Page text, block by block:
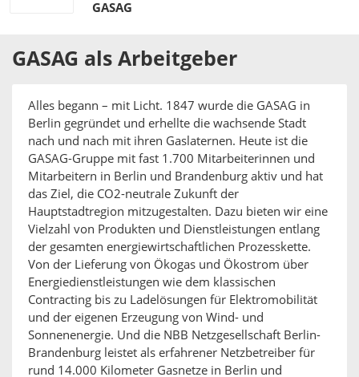
GASAG
GASAG als Arbeitgeber
Alles begann – mit Licht. 1847 wurde die GASAG in
Berlin gegründet und erhellte die wachsende Stadt
nach und nach mit ihren Gaslaternen. Heute ist die
GASAG-Gruppe mit fast 1.700 Mitarbeiterinnen und
Mitarbeitern in Berlin und Brandenburg aktiv und hat
das Ziel, die CO2-neutrale Zukunft der
Hauptstadtregion mitzugestalten. Dazu bieten wir eine
Vielzahl von Produkten und Dienstleistungen entlang
der gesamten energiewirtschaftlichen Prozesskette.
Von der Lieferung von Ökogas und Ökostrom über
Energiedienstleistungen wie dem klassischen
Contracting bis zu Ladelösungen für Elektromobilität
und der eigenen Erzeugung von Wind- und
Sonnenenergie. Und die NBB Netzgesellschaft Berlin-
Brandenburg leistet als erfahrener Netzbetreiber für
rund 14.000 Kilometer Gasnetze in Berlin und